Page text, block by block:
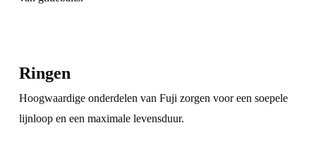
Ringen
Hoogwaardige onderdelen van Fuji zorgen voor een soepele
lijnloop en een maximale levensduur.